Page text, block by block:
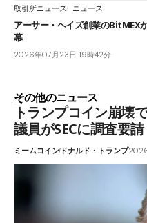
取引所ニュース ニュース
アーサー・ヘイズ創業のBitMEX
幕
2026年07月23日 19時42分
その他のニュース
トランプコイン崩壊
議員がSECに調査要請
ミームコインドナルド・トランプ